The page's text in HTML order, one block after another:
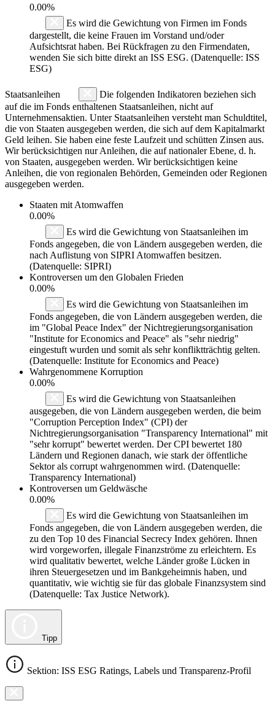
0.00%
Es wird die Gewichtung von Firmen im Fonds
dargestellt, die keine Frauen im Vorstand und/oder
Aufsichtsrat haben. Bei Rückfragen zu den Firmendaten,
wenden Sie sich bitte direkt an ISS ESG. (Datenquelle: ISS
ESG)
Staatsanleihen
Die folgenden Indikatoren beziehen sich
auf die im Fonds enthaltenen Staatsanleihen, nicht auf
Unternehmensaktien. Unter Staatsanleihen versteht man Schuldtitel,
die von Staaten ausgegeben werden, die sich auf dem Kapitalmarkt
Geld leihen. Sie haben eine feste Laufzeit und schütten Zinsen aus.
Wir berücksichtigen nur Anleihen, die auf nationaler Ebene, d. h.
von Staaten, ausgegeben werden. Wir berücksichtigen keine
Anleihen, die von regionalen Behörden, Gemeinden oder Regionen
ausgegeben werden.
Staaten mit Atomwaffen
0.00%
Es wird die Gewichtung von Staatsanleihen im
Fonds angegeben, die von Ländern ausgegeben werden, die
nach Auflistung von SIPRI Atomwaffen besitzen.
(Datenquelle: SIPRI)
Kontroversen um den Globalen Frieden
0.00%
Es wird die Gewichtung von Staatsanleihen im
Fonds angegeben, die von Ländern ausgegeben werden, die
im "Global Peace Index" der Nichtregierungsorganisation
"Institute for Economics and Peace" als "sehr niedrig"
eingestuft wurden und somit als sehr konfliktträchtig gelten.
(Datenquelle: Institute for Economics and Peace)
Wahrgenommene Korruption
0.00%
Es wird die Gewichtung von Staatsanleihen
ausgegeben, die von Ländern ausgegeben werden, die beim
"Corruption Perception Index" (CPI) der
Nichtregierungsorganisation "Transparency International" mit
"sehr korrupt" bewertet werden. Der CPI bewertet 180
Ländern und Regionen danach, wie stark der öffentliche
Sektor als corrupt wahrgenommen wird. (Datenquelle:
Transparency International)
Kontroversen um Geldwäsche
0.00%
Es wird die Gewichtung von Staatsanleihen im
Fonds angegeben, die von Ländern ausgegeben werden, die
zu den Top 10 des Financial Secrecy Index gehören. Ihnen
wird vorgeworfen, illegale Finanzströme zu erleichtern. Es
wird qualitativ bewertet, welche Länder große Lücken in
ihren Steuergesetzen und im Bankgeheimnis haben, und
quantitativ, wie wichtig sie für das globale Finanzsystem sind
(Datenquelle: Tax Justice Network).
Tipp
Sektion: ISS ESG Ratings, Labels und Transparenz-Profil